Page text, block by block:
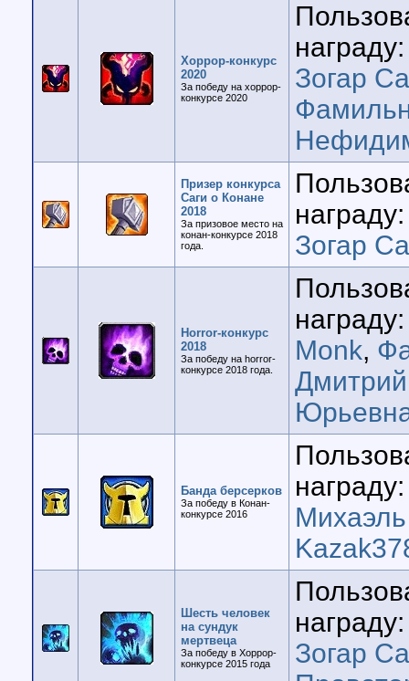
Хоррор-конкурс
2020
За победу на хоррор-
конкурсе 2020
Зогар
Призер конкурса
Саги о Конане
2018
За призовое место на
конан-конкурсе 2018
года.
Зогар
Horror-конкурс
2018
За победу на horror-
конкурсе 2018 года.
Monk,
Банда берсерков
За победу в Конан-
конкурсе 2016
Шесть человек
на сундук
мертвеца
За победу в Хоррор-
конкурсе 2015 года
Зогар